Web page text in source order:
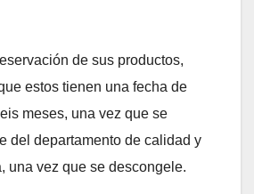
de sus productos,
estos tienen una fecha de
meses, una vez que se
del departamento de calidad y
una vez que se descongele.